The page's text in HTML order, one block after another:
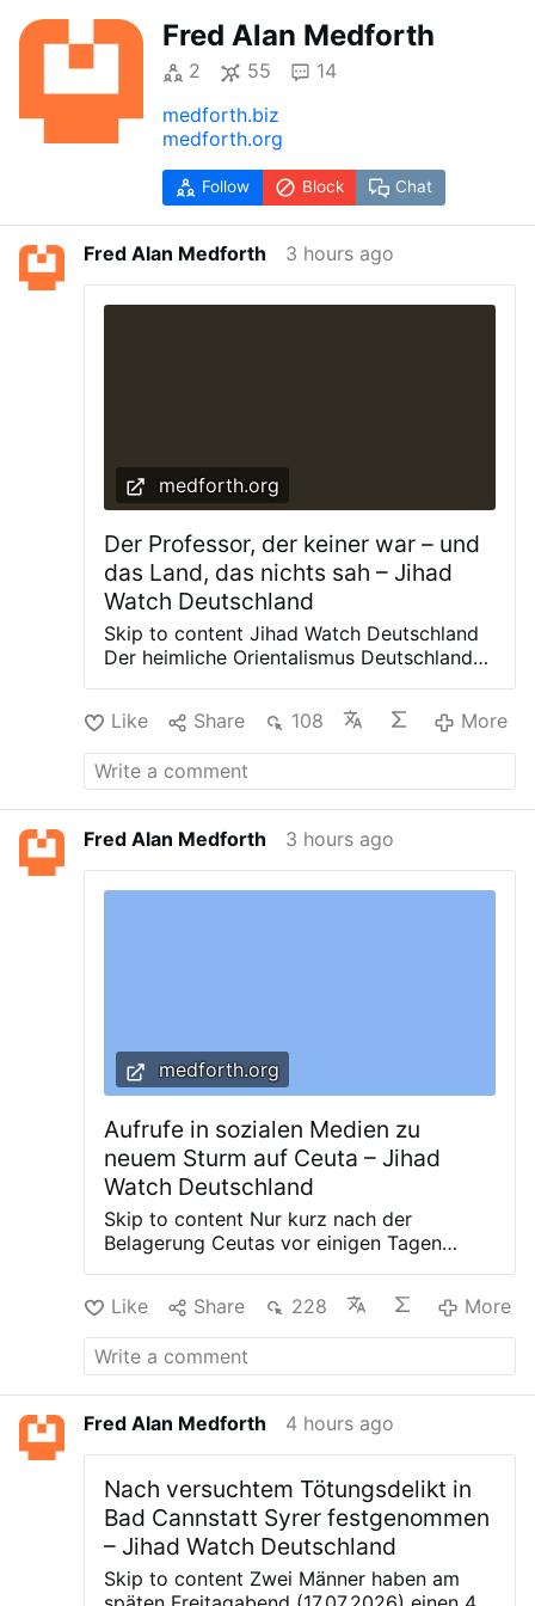
Fred Alan Medforth
2 55
14
medforth.biz
medforth.org
Follow Block Chat
Fred Alan Medforth 3 hours ago
medforth.org
Der Professor, der keiner war – und
das Land, das nichts sah – Jihad
Watch Deutschland
Skip to content Jihad Watch Deutschland
Der heimliche Orientalismus Deutschlands,
Datenschutzerklärung Impressum
Medforth AI Leave a Reply Your email
address will not be published. Required
fields are marked * Comment * Name *
post: Nächste Invasion droht: Aufrufe in
sozialen Medien zu neuem Sturm auf
Ceuta
Like Share 108 More
Fred Alan Medforth 3 hours ago
medforth.org
Aufrufe in sozialen Medien zu
neuem Sturm auf Ceuta – Jihad
Watch Deutschland
Skip to content Nur kurz nach der
Belagerung Ceutas vor einigen Tagen
nordafrikanischen Küste die nächste
Invasion durch illegale Migranten. Foto:
unzensuriert In sozialen Netzwerken
kursieren erneut Aufrufe zu einem
spanische Exklave Ceuta. Am 15. August
droht erneuter Sturm Dabei wird dabei der
15. August als möglicher Termin genannt.
Die Beiträge sollen sich vor allem an junge
Personen in Marokko richten. Teilweise
wird zu einer gemeinsamen Überquerung
der Grenze beziehungsweise zu einem
Grenzübertritt über den Küstenabschnitt
bei Ceuta aufgerufen. Ob hinter den
Like Share 228 More
Fred Alan Medforth 4 hours ago
Nach versuchtem Tötungsdelikt in
Bad Cannstatt Syrer festgenommen
– Jihad Watch Deutschland
Skip to content Zwei Männer haben am